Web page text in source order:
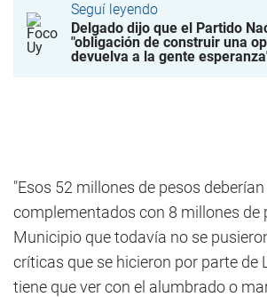
Seguí leyendo
Delgado dijo que el Partido
"obligación de construir una
devuelva a la gente
"Esos 52 millones de pesos
complementados con 8 millones de
Municipio que todavía no se
críticas que se hicieron por parte de
tiene que ver con el alumbrado o